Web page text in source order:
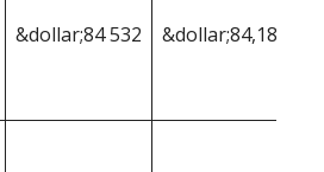
&dollar;84 532 &dollar;84,183